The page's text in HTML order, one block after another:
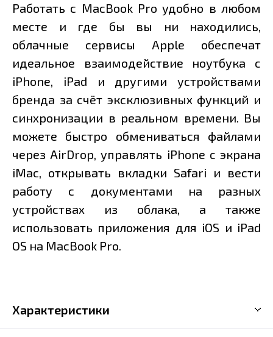
Работать с MacBook Pro удобно в любом
месте и где бы вы ни находились,
облачные сервисы Apple обеспечат
идеальное взаимодействие ноутбука с
iPhone, iPad и другими устройствами
бренда за счёт эксклюзивных функций и
синхронизации в реальном времени. Вы
можете быстро обмениваться файлами
через AirDrop, управлять iPhone с экрана
iMac, открывать вкладки Safari и вести
работу с документами на разных
устройствах из облака, а также
использовать приложения для iOS и iPad
OS на MacBook Pro.
Характеристики